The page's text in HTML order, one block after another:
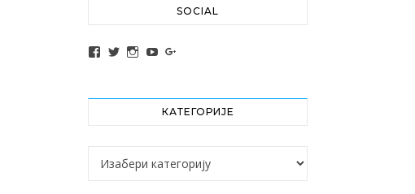
SOCIAL
View altochef’s profile on Facebook
View jovancica73’s profile on Twitter
View jovancica73’s profile on Instagram
View jovancica73’s profile on YouTube
КАТЕГОРИЈЕ
Категорије